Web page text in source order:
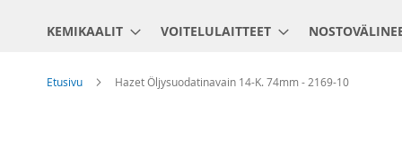
KEMIKAALIT VOITELULAITTEET
Etusivu Hazet Öljysuodatinavain 14-K. 74mm - 2169-10